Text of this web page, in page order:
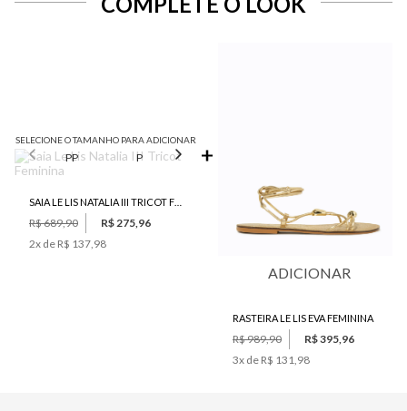
SELECIONE O TAMANHO PARA ADICIONAR
PP P M
R$ 689,90
R$ 275,96
2x de R$ 137,98
ADICIONAR
RASTEIRA LE LIS EVA FEMININA
R$ 989,90
R$ 395,96
3x de R$ 131,98